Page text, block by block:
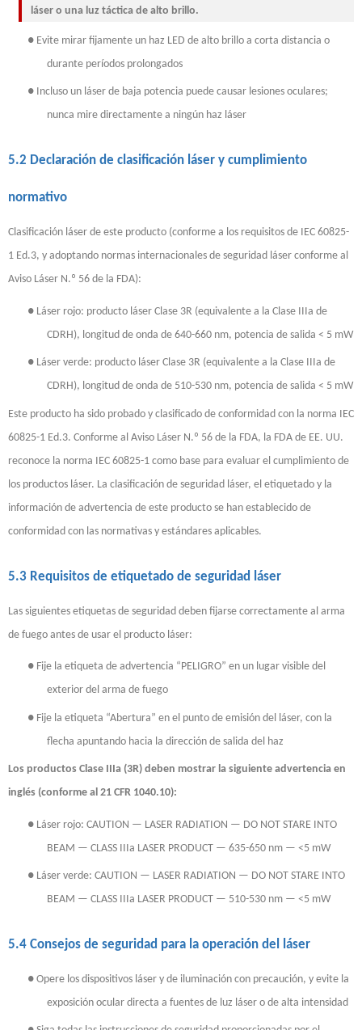
láser o una luz táctica de alto brillo.
● Evite mirar fijamente un haz LED de alto brillo a corta distancia o
durante períodos prolongados
● Incluso un láser de baja potencia puede causar lesiones oculares;
nunca mire directamente a ningún haz láser
5.2 Declaración de clasificación láser y cumplimiento
normativo
Clasificación láser de este producto (conforme a los requisitos de IEC 60825-
1 Ed.3, y adoptando normas internacionales de seguridad láser conforme al
Aviso Láser N.º 56 de la FDA):
● Láser rojo: producto láser Clase 3R (equivalente a la Clase IIIa de
CDRH), longitud de onda de 640-660 nm, potencia de salida < 5 mW
● Láser verde: producto láser Clase 3R (equivalente a la Clase IIIa de
CDRH), longitud de onda de 510-530 nm, potencia de salida < 5 mW
Este producto ha sido probado y clasificado de conformidad con la norma IEC
60825-1 Ed.3. Conforme al Aviso Láser N.º 56 de la FDA, la FDA de EE. UU.
reconoce la norma IEC 60825-1 como base para evaluar el cumplimiento de
los productos láser. La clasificación de seguridad láser, el etiquetado y la
información de advertencia de este producto se han establecido de
conformidad con las normativas y estándares aplicables.
5.3 Requisitos de etiquetado de seguridad láser
Las siguientes etiquetas de seguridad deben fijarse correctamente al arma
de fuego antes de usar el producto láser:
● Fije la etiqueta de advertencia “PELIGRO” en un lugar visible del
exterior del arma de fuego
● Fije la etiqueta “Abertura” en el punto de emisión del láser, con la
flecha apuntando hacia la dirección de salida del haz
Los productos Clase IIIa (3R) deben mostrar la siguiente advertencia en
inglés (conforme al 21 CFR 1040.10):
● Láser rojo: CAUTION — LASER RADIATION — DO NOT STARE INTO
BEAM — CLASS IIIa LASER PRODUCT — 635-650 nm — <5 mW
● Láser verde: CAUTION — LASER RADIATION — DO NOT STARE INTO
BEAM — CLASS IIIa LASER PRODUCT — 510-530 nm — <5 mW
5.4 Consejos de seguridad para la operación del láser
● Opere los dispositivos láser y de iluminación con precaución, y evite la
exposición ocular directa a fuentes de luz láser o de alta intensidad